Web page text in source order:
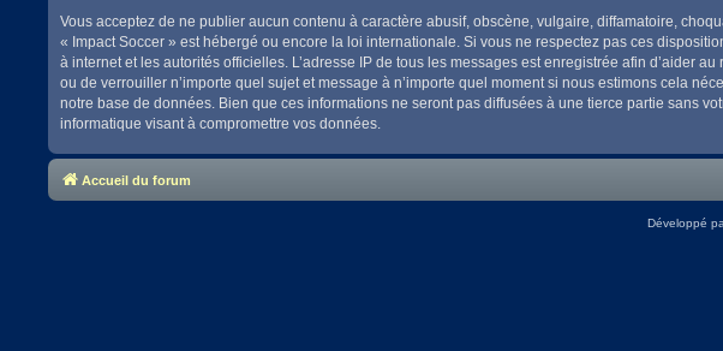
Vous acceptez de ne publier aucun contenu à caractère abusif, obscène, vulgaire, diffamatoire,
« Impact Soccer » est hébergé ou encore la loi internationale. Si vous ne respectez pas ces
à internet et les autorités officielles. L’adresse IP de tous les messages est enregistrée afin d’aider
ou de verrouiller n’importe quel sujet et message à n’importe quel moment si nous estimons cela
notre base de données. Bien que ces informations ne seront pas diffusées à une tierce partie sans
informatique visant à compromettre vos données.
Accueil du forum
Développé